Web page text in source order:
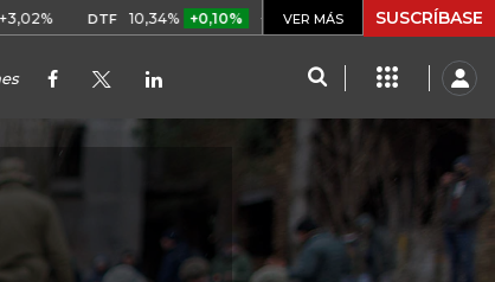
DTF 10,34% +0,10% +0,98% UVR $ 416,96 +$ 0,05 +0,01%
VER MÁS SUSCRÍBASE